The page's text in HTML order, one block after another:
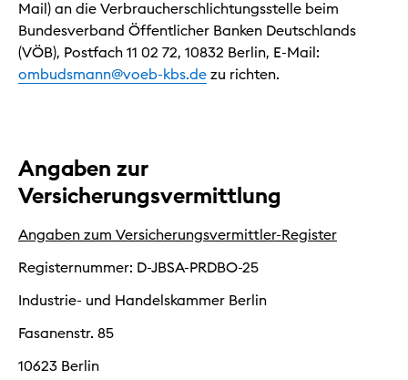
Mail) an die Verbraucherschlichtungsstelle beim
Bundesverband Öffentlicher Banken Deutschlands
(VÖB), Postfach 11 02 72, 10832 Berlin, E-Mail:
ombudsmann@voeb-kbs.de zu richten.
Angaben zur
Versicherungsvermittlung
Angaben zum Versicherungsvermittler-Register
Registernummer: D-JBSA-PRDBO-25
Industrie- und Handelskammer Berlin
Fasanenstr. 85
10623 Berlin